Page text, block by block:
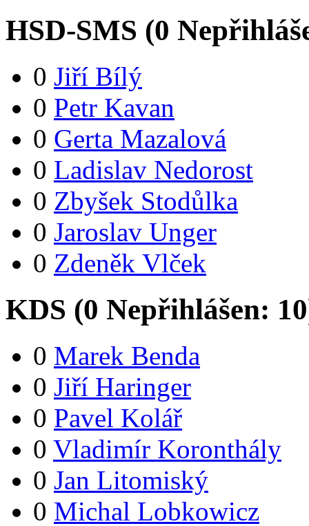
HSD-SMS (0
0 Jiří Bílý
0 Petr Kavan
0 Gerta Mazalová
0 Ladislav Nedorost
0 Zbyšek Stodůlka
0 Jaroslav Unger
0 Zdeněk Vlček
KDS (0 Nepřihlášen: 10
0 Marek Benda
0 Jiří Haringer
0 Pavel Kolář
0 Vladimír Koronthály
0 Jan Litomiský
0 Michal Lobkowicz